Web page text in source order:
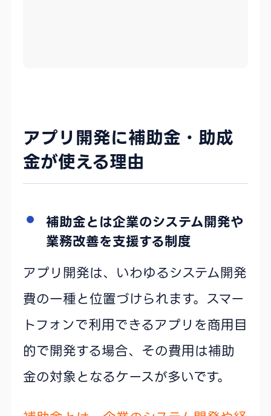
アプリ開発に補助金・助成
金が使える理由
補助金とは企業のシステム開発や
業務改善を支援する制度
アプリ開発は、いわゆるシステム開発
費の一種と位置づけられます。スマー
トフォンで利用できるアプリを商用目
的で開発する場合、その費用は補助
金の対象となるケースが多いです。